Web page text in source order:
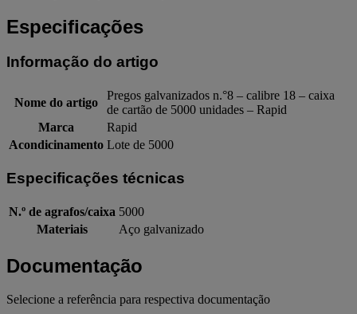
Especificações
Informação do artigo
Nome do artigo
Pregos galvanizados n.°8 – calibre 18 – caixa
de cartão de 5000 unidades – Rapid
Marca
Rapid
Acondicinamento Lote de 5000
Especificações técnicas
N.º de agrafos/caixa 5000
Materiais
Aço galvanizado
Documentação
Selecione a referência para respectiva documentação